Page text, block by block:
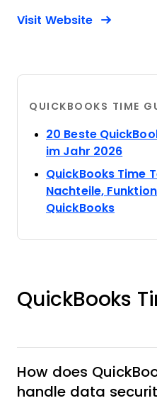
Visit WebsiteOpens
QUICKBOOKS TIME
20 Beste
im Jahr 2026
QuickBooks Time
Nachteile,
QuickBooksOpens
QuickBooks
How does
handle data